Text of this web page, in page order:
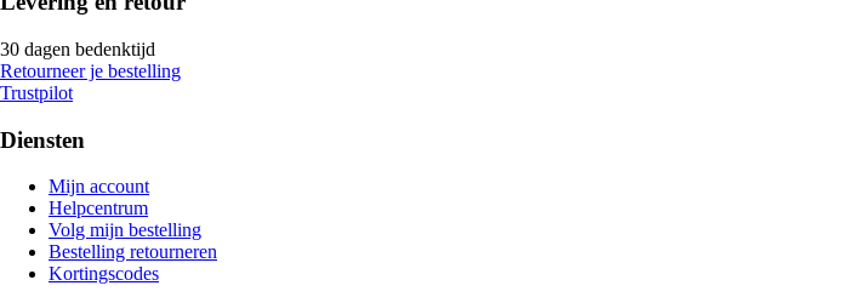
30 dagen bedenktijd
Retourneer je bestelling
Trustpilot
Diensten
Mijn account
Helpcentrum
Volg mijn bestelling
Bestelling retourneren
Kortingscodes